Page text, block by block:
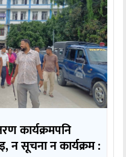
कार्यक्रमपनि
न सूचना न कार्यक्रम :